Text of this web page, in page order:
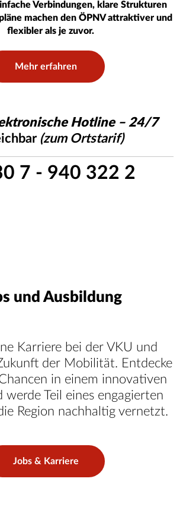
Verbindungen, klare Strukturen
machen den ÖPNV attraktiver und
flexibler als je zuvor.
Mehr erfahren
Hotline – 24/7
(zum Ortstarif)
7 - 940 322 2
und Ausbildung
Karriere bei der VKU und
der Mobilität. Entdecke
in einem innovativen
werde Teil eines engagierten
Region nachhaltig vernetzt.
Jobs & Karriere